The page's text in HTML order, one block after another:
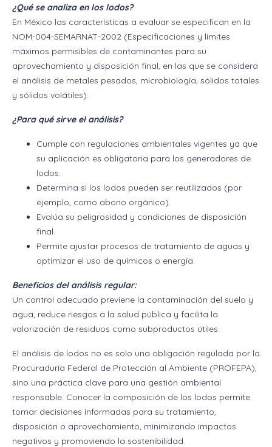
¿Qué se analiza en los lodos?
En México las características a evaluar se especifican en la
NOM-004-SEMARNAT-2002 (Especificaciones y límites
máximos permisibles de contaminantes para su
aprovechamiento y disposición final, en las que se considera
el análisis de metales pesados, microbiología, sólidos totales
y sólidos volátiles).
¿Para qué sirve el análisis?
Cumple con regulaciones ambientales vigentes ya que
su aplicación es obligatoria para los generadores de
lodos.
Determina si los lodos pueden ser reutilizados (por
ejemplo, como abono orgánico).
Evalúa su peligrosidad y condiciones de disposición
final.
Permite ajustar procesos de tratamiento de aguas y
optimizar el uso de químicos o energía.
Beneficios del análisis regular:
Un control adecuado previene la contaminación del suelo y
agua, reduce riesgos a la salud pública y facilita la
valorización de residuos como subproductos útiles.
El análisis de lodos no es solo una obligación regulada por la
Procuraduría Federal de Protección al Ambiente (PROFEPA),
sino una práctica clave para una gestión ambiental
responsable. Conocer la composición de los lodos permite
tomar decisiones informadas para su tratamiento,
disposición o aprovechamiento, minimizando impactos
negativos y promoviendo la sostenibilidad.